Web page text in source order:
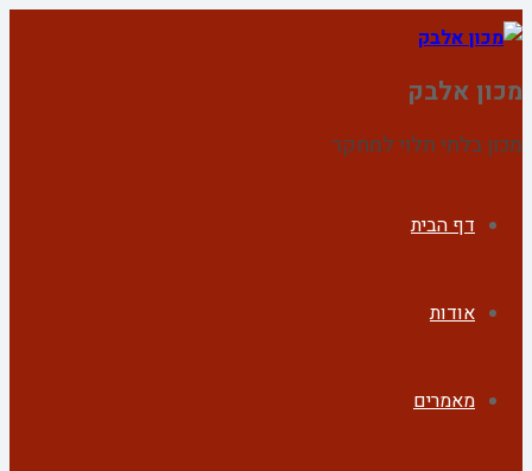
מכון אלבק
מכון בלתי תלוי למחקר
דף הבית
אודות
מאמרים